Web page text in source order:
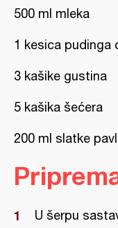
500 ml mleka
1 kesica pudinga
3 kašike gustina
5 kašika šećera
200 ml slatke
U šerpu